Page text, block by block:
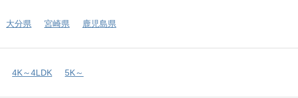
大分県 宮崎県 鹿児島県
4K～4LDK 5K～